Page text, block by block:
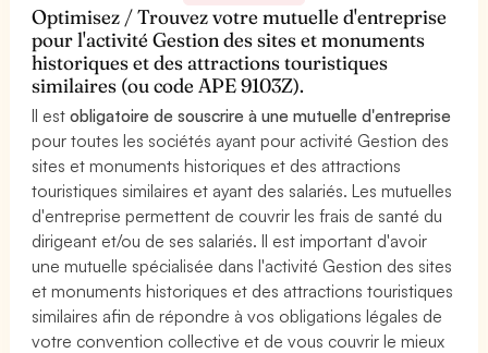
Optimisez / Trouvez votre mutuelle d'entreprise
pour l'activité Gestion des sites et monuments
historiques et des attractions touristiques
similaires (ou code APE 9103Z).
Il estobligatoire de souscrire à une mutuelle d'entreprise
pour toutes les sociétés ayant pour activité Gestion des
sites et monuments historiques et des attractions
touristiques similaires et ayant des salariés. Les mutuelles
d'entreprise permettent de couvrir les frais de santé du
dirigeant et/ou de ses salariés. Il est important d'avoir
une mutuelle spécialisée dans l'activité Gestion des sites
et monuments historiques et des attractions touristiques
similaires afin de répondre à vos obligations légales de
votre convention collective et de vous couvrir le mieux